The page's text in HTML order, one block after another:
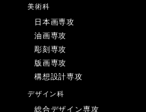
美術科
日本画専攻
油画専攻
彫刻専攻
版画専攻
構想設計専攻
デザイン科
総合デザイン専攻